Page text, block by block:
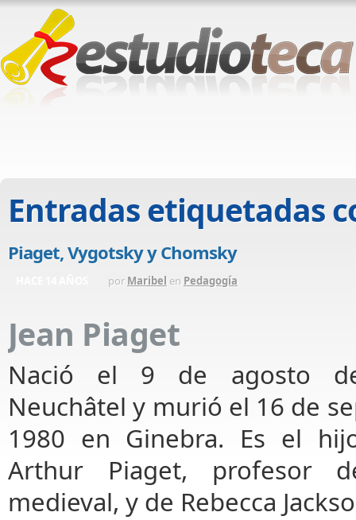
Entradas etiquetadas
Piaget, Vygotsky y Chomsky
por Maribel en Pedagogía
Jean Piaget
Nació el 9 de agosto
Neuchâtel y murió el 16 de
1980 en Ginebra. Es el
Arthur Piaget, profesor
medieval, y de Rebecca